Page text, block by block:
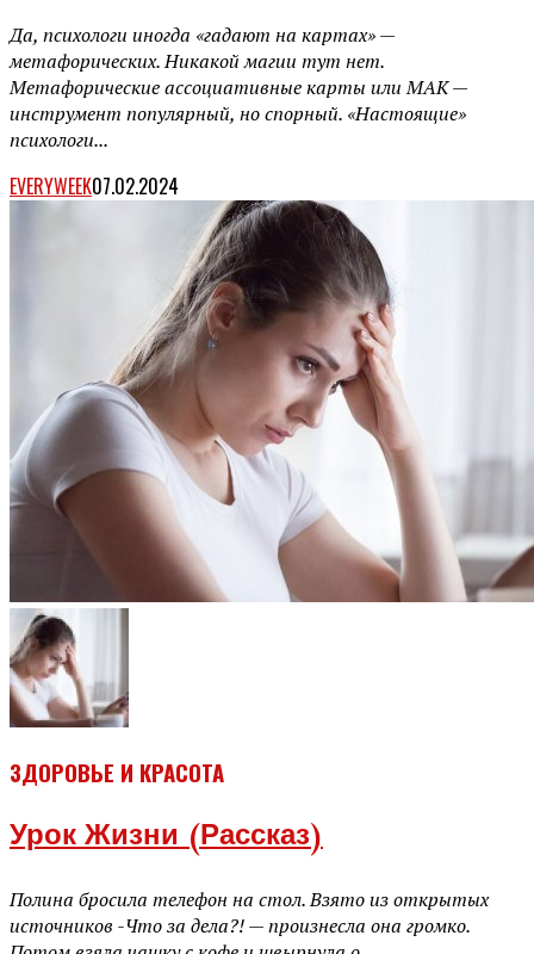
Да, психологи иногда «гадают на картах» —
метафорических. Никакой магии тут нет.
Метафорические ассоциативные карты или МАК —
инструмент популярный, но спорный. «Настоящие»
психологи...
EVERYWEEK07.02.2024
ЗДОРОВЬЕ И КРАСОТА
Урок Жизни (рассказ)
Полина бросила телефон на стол. Взято из открытых
источников -Что за дела?! — произнесла она громко.